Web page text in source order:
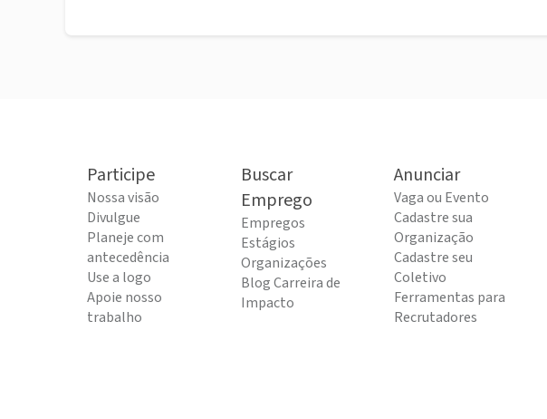
Participe
Nossa visão
Divulgue
Planeje com
antecedência
Use a logo
Apoie nosso
trabalho
Buscar
Emprego
Empregos
Estágios
Organizações
Blog Carreira de
Impacto
Anunciar
Vaga ou Evento
Cadastre sua
Organização
Cadastre seu
Coletivo
Ferramentas para
Recrutadores